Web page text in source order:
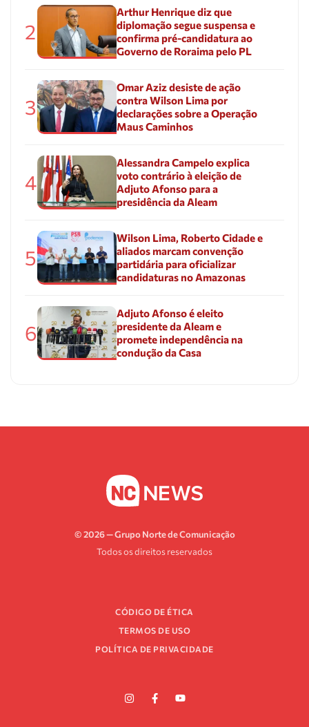
2
Arthur Henrique diz que
diplomação segue suspensa e
confirma pré-candidatura ao
Governo de Roraima pelo PL
3
Omar Aziz desiste de ação
contra Wilson Lima por
declarações sobre a Operação
Maus Caminhos
4
Alessandra Campelo explica
voto contrário à eleição de
Adjuto Afonso para a
presidência da Aleam
5
Wilson Lima, Roberto Cidade e
aliados marcam convenção
partidária para oficializar
candidaturas no Amazonas
6
Adjuto Afonso é eleito
presidente da Aleam e
promete independência na
condução da Casa
© 2026 — Grupo Norte de Comunicação
Todos os direitos reservados
CÓDIGO DE ÉTICA
TERMOS DE USO
POLÍTICA DE PRIVACIDADE